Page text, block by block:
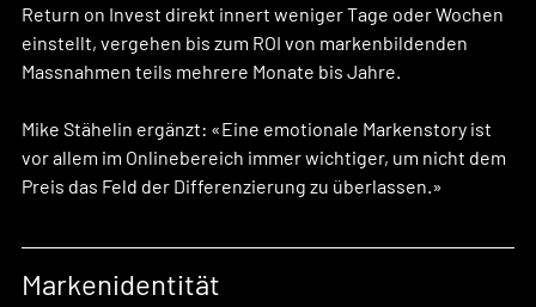
Return on Invest direkt innert weniger Tage oder Wochen
einstellt, vergehen bis zum ROI von markenbildenden
Massnahmen teils mehrere Monate bis Jahre.
Mike Stähelin ergänzt: «Eine emotionale Markenstory ist
vor allem im Onlinebereich immer wichtiger, um nicht dem
Preis das Feld der Differenzierung zu überlassen.»
Markenidentität